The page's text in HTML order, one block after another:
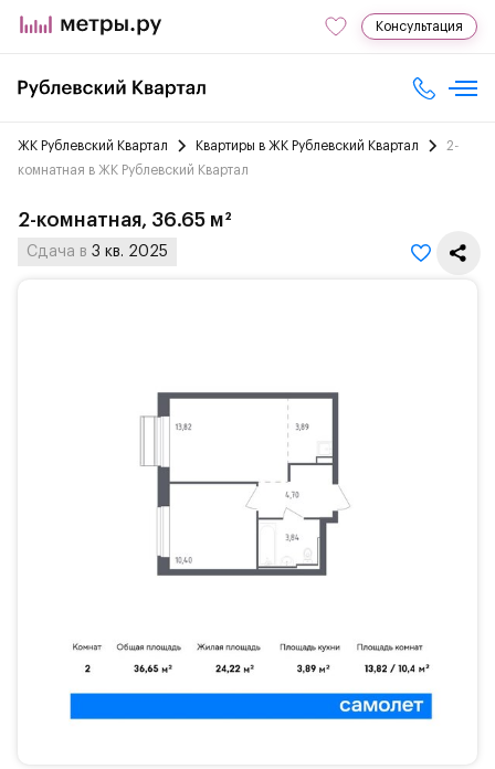
Консультация
ЖК Рублевский Квартал Квартиры в ЖК Рублевский Квартал
2-
комнатная в ЖК Рублевский Квартал
2-комнатная, 36.65 м²
Сдача в 3 кв. 2025